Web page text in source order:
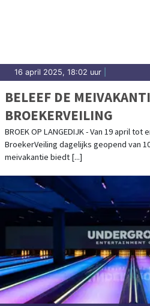
16 april 2025, 18:02 uur
BELEEF DE
BROEKERVEILING
BROEK OP LANGEDIJK - Van 19 april tot
BroekerVeiling dagelijks geopend van
meivakantie biedt [...]